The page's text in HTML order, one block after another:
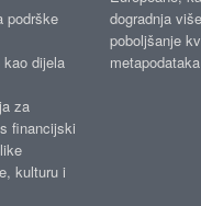
podrške
dijela
za
financijski
kulturu i
dogradnja
poboljšanje